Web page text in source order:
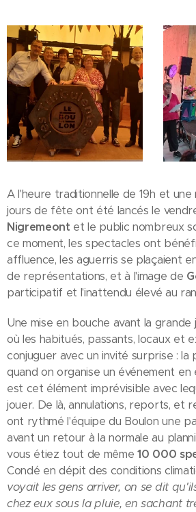
A l'heure traditionnelle de 19h et une
jours de fête ont été lancés le
Nigremeont et le public nombreux
ce moment, les spectacles ont
affluence, les aguerris se plaçaient
de représentations, et à l'image de
participatif et l'inattendu élevé au
Une mise en bouche avant la grande
où les habitués, passants, locaux et
conjuguer avec un invité surprise : la
quand on organise un événement
est cet élément imprévisible avec
jouer. De là, annulations, reports, et
ont rythmé l'équipe du Boulon une
avant un retour à la normale au
vous étiez tout de même 10 000
Condé en dépit des conditions
voyait les gens arriver, on se dit
chez eux sous la pluie, en sachant